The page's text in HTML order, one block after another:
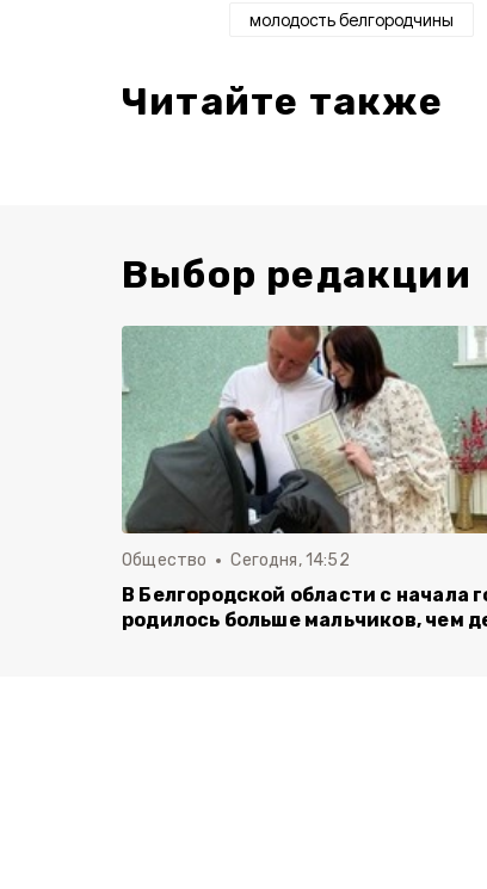
молодость белгородчины
Читайте также
Выбор редакции
Общество Сегодня, 14:52
В Белгородской области с начала
родилось больше мальчиков, чем